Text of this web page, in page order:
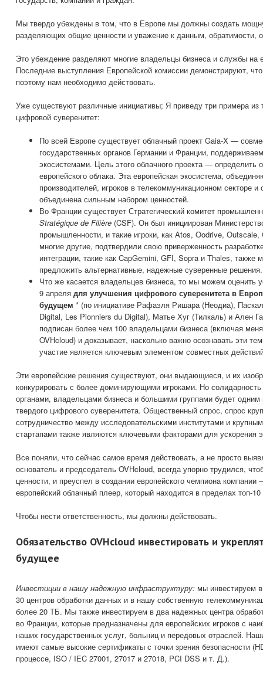
Мы твердо убеждены в том, что в Европе мы должны создать
разделяющих общие ценности и уважение к данным, обратимости,
Это убеждение разделяют многие владельцы бизнеса и службы на
Последние выступления Европейской комиссии демонстрируют,
поэтому нам необходимо действовать.
Уже существуют различные инициативы; Я приведу три примера из
цифровой суверенитет:
По всей Европе существует облачный проект Gaia-X —
государственных органов Германии и Франции,
экосистемами. Цель этого облачного проекта — определить
европейского облака. Эта европейская экосистема,
производителей, игроков в телекоммуникационном секторе и
объединена сильным набором ценностей.
Во Франции существует Стратегический комитет
Stratégique de Filière (CSF). Он был инициирован
промышленности, и такие игроки, как Atos, Oodrive,
многие другие, подтвердили свою приверженность
интеграции, такие как CapGemini, GFI, Sopra и Thales, также
предложить альтернативные, надежные суверенные решения.
Что же касается владельцев бизнеса, то мы можем оценить
9 апреля для улучшения цифрового суверенитета в
будущем * (по инициативе Рафаэля Ришара (Неодиа),
Digital, Les Pionniers du Digital), Матье Хуг (Тилкаль) и Ален
подписан более чем 100 владельцами бизнеса (включая
OVHcloud) и доказывает, насколько важно осознавать эти
участие является ключевым элементом совместных
Эти европейские решения существуют, они выдающиеся, и их
конкурировать с более доминирующими игроками. Но
органами, владельцами бизнеса и большими группами будет одним
твердого цифрового суверенитета. Общественный спрос, спрос
сотрудничество между исследовательскими институтами и
стартапами также являются ключевыми факторами для ускорения
Все поняли, что сейчас самое время действовать, а не просто
основатель и председатель OVHcloud, всегда упорно трудился,
ценности, и преуспел в создании европейского чемпиона
европейский облачный плеер, который находится в пределах топ-
Чтобы нести ответственность, мы должны действовать.
Обязательство OVHcloud инвестировать и
будущее
Инвестиции в нашу надежную инфраструктуру: мы инвестируем
30 центров обработки данных и в нашу собственную
более 20 ТБ. Мы также инвестируем в два надежных центра
во Франции, которые предназначены для европейских игроков с
наших государственных услуг, больниц и передовых отраслей.
имеют самые высокие сертификаты с точки зрения безопасности
процессе, ISO / IEC 27001, 27017 и 27018, PCI DSS и т. Д.).